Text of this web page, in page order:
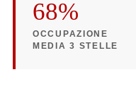
68%
OCCUPAZIONE
MEDIA 3 STELLE